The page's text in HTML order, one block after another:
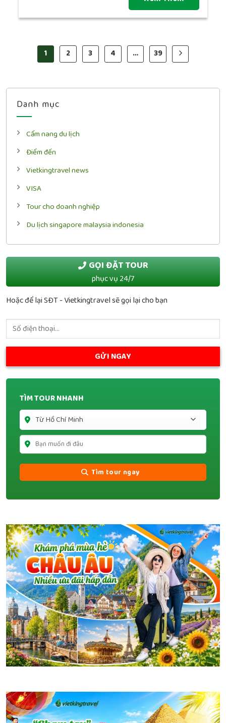
1 2 3 4 … 39
Danh mục
Cẩm nang du lịch
Điểm đến
Vietkingtravel news
VISA
Tour cho doanh nghiệp
Du lịch singapore malaysia indonesia
GỌI ĐẶT TOUR
phục vụ 24/7
Hoặc để lại SĐT - Vietkingtravel sẽ gọi lại cho bạn
TÌM TOUR NHANH
Tìm tour ngay